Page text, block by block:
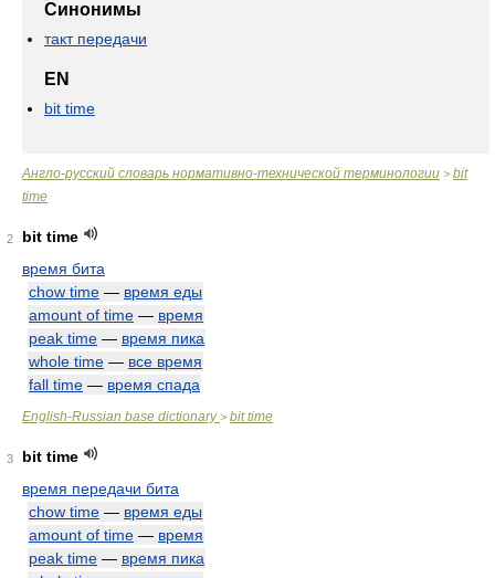
Синонимы
такт передачи
EN
bit time
Англо-русский словарь нормативно-технической терминологии > bit
time
2
bit time
время бита
chow time — время еды
amount of time — время
peak time — время пика
whole time — все время
fall time — время спада
English-Russian base dictionary> bit time
3
bit time
время передачи бита
chow time — время еды
amount of time — время
peak time — время пика